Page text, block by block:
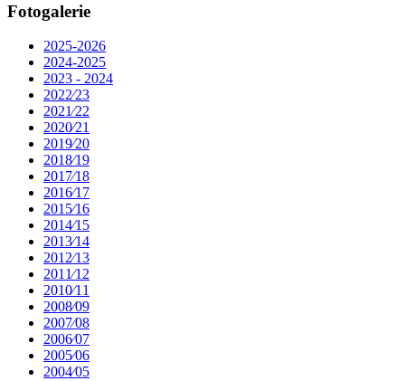
Fotogalerie
2025-2026
2024-2025
2023 - 2024
2022⁄23
2021⁄22
2020⁄21
2019⁄20
2018⁄19
2017⁄18
2016⁄17
2015⁄16
2014⁄15
2013⁄14
2012⁄13
2011⁄12
2010⁄11
2008⁄09
2007⁄08
2006⁄07
2005⁄06
2004⁄05